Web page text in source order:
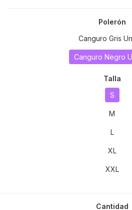
Polerón
Canguro Gris
Canguro Negro
Talla
S
M
L
XL
XXL
Cantidad